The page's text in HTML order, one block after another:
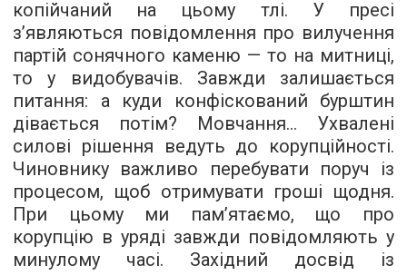
копійчаний на цьому тлі. У пресі
з’являються повідомлення про вилучення
партій сонячного каменю — то на митниці,
то у видобувачів. Завжди залишається
питання: а куди конфіскований бурштин
дівається потім? Мовчання... Ухвалені
силові рішення ведуть до корупційності.
Чиновнику важливо перебувати поруч із
процесом, щоб отримувати гроші щодня.
При цьому ми пам’ятаємо, що про
корупцію в уряді завжди повідомляють у
минулому часі. Західний досвід із